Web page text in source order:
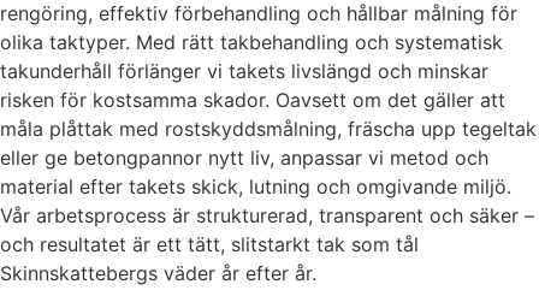
rengöring, effektiv förbehandling och hållbar målning för
olika taktyper. Med rätt takbehandling och systematisk
takunderhåll förlänger vi takets livslängd och minskar
risken för kostsamma skador. Oavsett om det gäller att
måla plåttak med rostskyddsmålning, fräscha upp tegeltak
eller ge betongpannor nytt liv, anpassar vi metod och
material efter takets skick, lutning och omgivande miljö.
Vår arbetsprocess är strukturerad, transparent och säker –
och resultatet är ett tätt, slitstarkt tak som tål
Skinnskattebergs väder år efter år.